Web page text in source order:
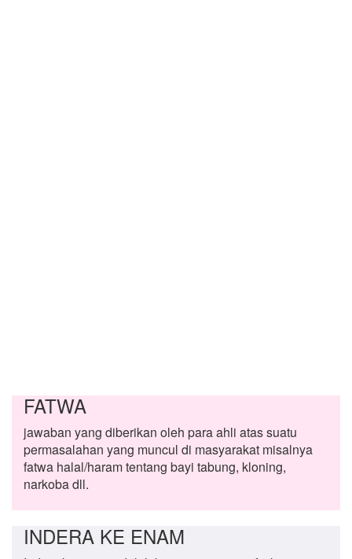
FATWA
jawaban yang diberikan oleh para ahli atas suatu
permasalahan yang muncul di masyarakat misalnya
fatwa halal/haram tentang bayi tabung, kloning,
narkoba dll.
INDERA KE ENAM